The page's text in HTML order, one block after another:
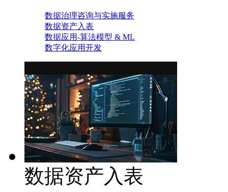
数据治理咨询与实施服务
数据资产入表
数据应用-算法模型 & ML
数字化应用开发
数据资产入表